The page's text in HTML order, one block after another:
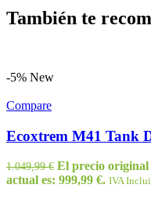
También te
-5% New
Compare
Ecoxtrem M41 Tank
1.049,99€ El precio original
actual es: 999,99 €. IVA